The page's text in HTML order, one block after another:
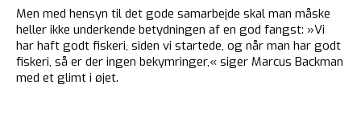
Men med hensyn til det gode samarbejde skal man måske
heller ikke underkende betydningen af en god fangst: »Vi
har haft godt fiskeri, siden vi startede, og når man har godt
fiskeri, så er der ingen bekymringer,« siger Marcus Backman
med et glimt i øjet.